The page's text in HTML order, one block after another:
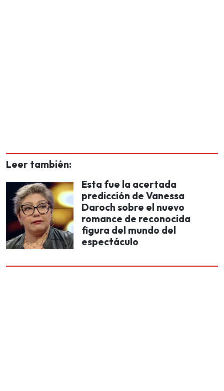
Leer también:
Esta fue la acertada
predicción de Vanessa
Daroch sobre el nuevo
romance de reconocida
figura del mundo del
espectáculo